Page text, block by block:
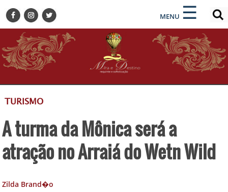
MENU ☰
×
BELEZA
BUSINESS E NEGÓCIOS
CULTURA
DESTINOS
GASTRONOMIA
HOTELARIA
MODA
×
ENCONTRE SUA NOTÍCIA
TURISMO
A turma da Mônica será a
atração no Arraiá do Wetn Wild
Zilda Brand�o